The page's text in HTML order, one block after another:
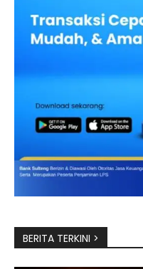
BERITA TERKINI >